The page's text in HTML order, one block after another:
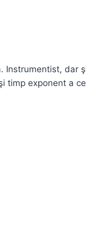
Instrumentist, dar
timp exponent a